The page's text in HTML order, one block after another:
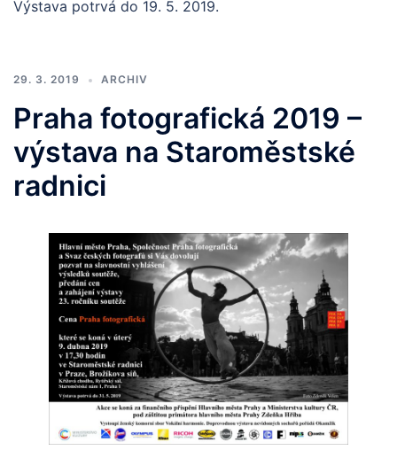
Výstava potrvá do 19. 5. 2019.
29. 3. 2019 ARCHIV
Praha fotografická 2019 –
výstava na Staroměstské
radnici